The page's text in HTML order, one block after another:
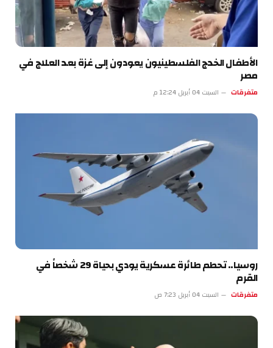
الأطفال الخدج الفلسطينيون يعودون إلى غزة بعد العلاج في
مصر
متفرقات السبت 04 أبريل 12:24 م
روسيا.. تحطم طائرة عسكرية يودي بحياة 29 شخصاً في
القرم
متفرقات السبت 04 أبريل 7:23 ص